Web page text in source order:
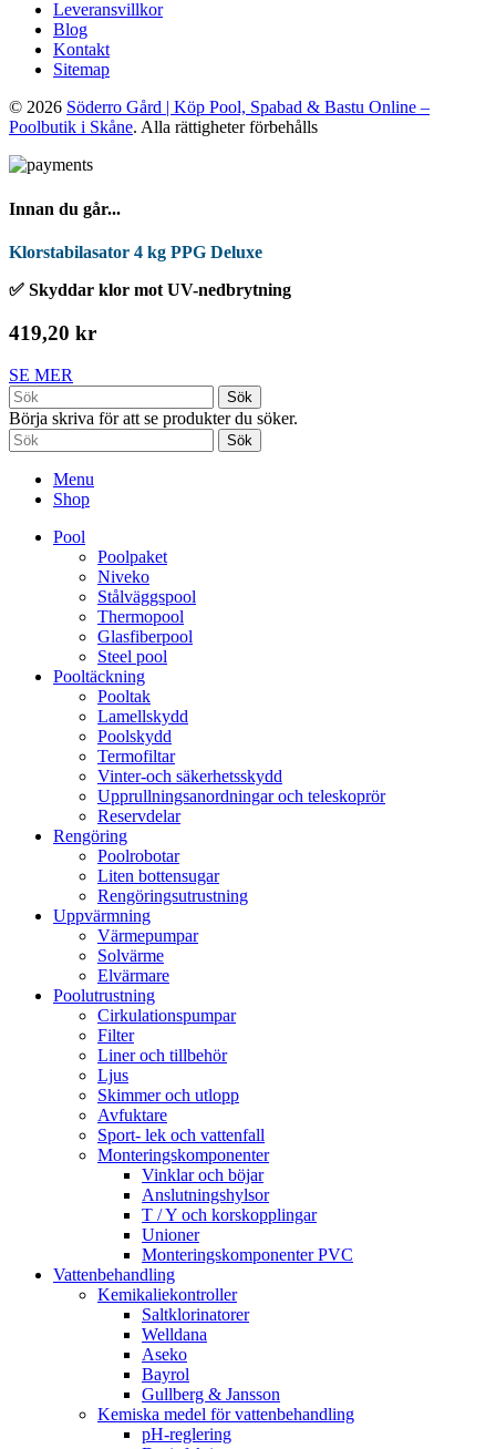
Leveransvillkor
Blog
Kontakt
Sitemap
© 2026 Söderro Gård | Köp Pool, Spabad & Bastu Online –
Poolbutik i Skåne. Alla rättigheter förbehålls
Innan du går...
Klorstabilasator 4 kg PPG Deluxe
✅ Skyddar klor mot UV-nedbrytning
419,20 kr
SE MER
Sök
Börja skriva för att se produkter du söker.
Sök
Menu
Shop
Pool
Poolpaket
Niveko
Stålväggspool
Thermopool
Glasfiberpool
Steel pool
Pooltäckning
Pooltak
Lamellskydd
Poolskydd
Termofiltar
Vinter-och säkerhetsskydd
Upprullningsanordningar och teleskoprör
Reservdelar
Rengöring
Poolrobotar
Liten bottensugar
Rengöringsutrustning
Uppvärmning
Värmepumpar
Solvärme
Elvärmare
Poolutrustning
Cirkulationspumpar
Filter
Liner och tillbehör
Ljus
Skimmer och utlopp
Avfuktare
Sport- lek och vattenfall
Monteringskomponenter
Vinklar och böjar
Anslutningshylsor
T / Y och korskopplingar
Unioner
Monteringskomponenter PVC
Vattenbehandling
Kemikaliekontroller
Saltklorinatorer
Welldana
Aseko
Bayrol
Gullberg & Jansson
Kemiska medel för vattenbehandling
pH-reglering